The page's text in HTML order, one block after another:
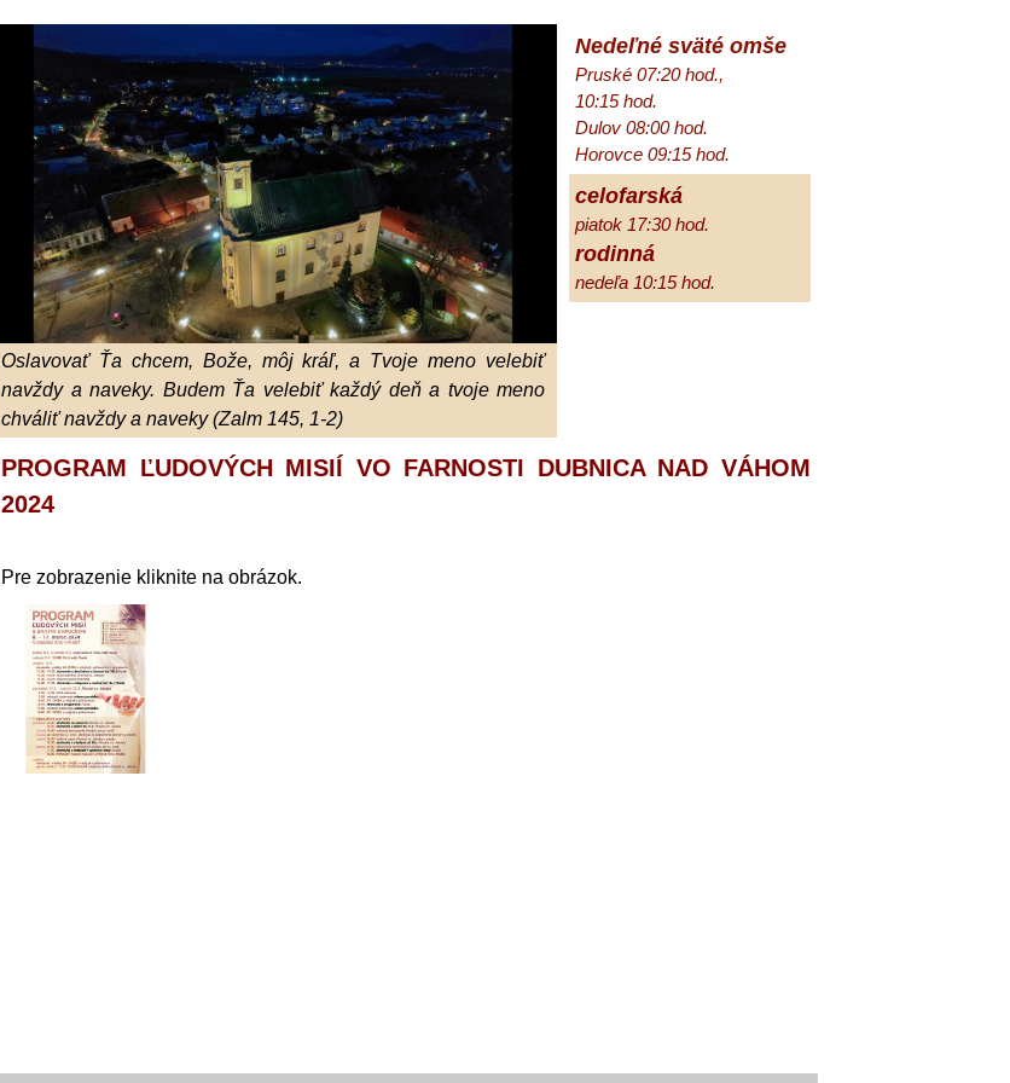
Oslavovať Ťa chcem, Bože, môj kráľ, a Tvoje meno velebiť
navždy a naveky. Budem Ťa velebiť každý deň a tvoje meno
chváliť navždy a naveky (Zalm 145, 1-2)
Nedeľné sväté omše
Pruské 07:20 hod.,
10:15 hod.
Dulov 08:00 hod.
Horovce 09:15 hod.
celofarská
piatok 17:30 hod.
rodinná
nedeľa 10:15 hod.
PROGRAM ĽUDOVÝCH MISIÍ VO FARNOSTI DUBNICA NAD VÁHOM
2024
Pre zobrazenie kliknite na obrázok.